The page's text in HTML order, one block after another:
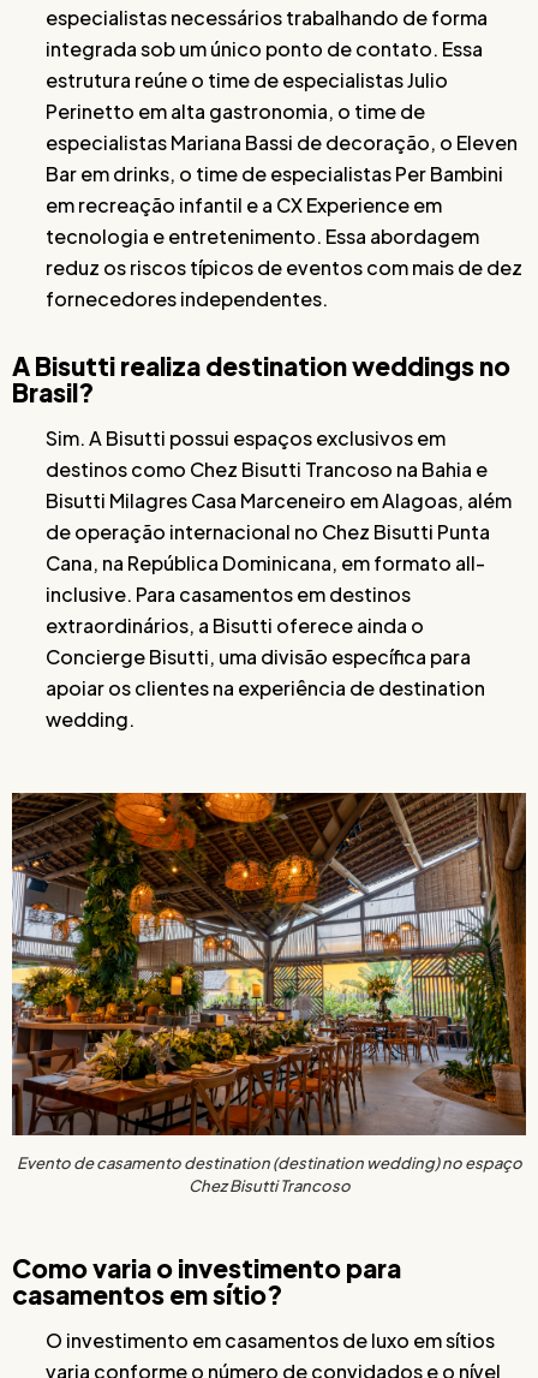
especialistas necessários trabalhando de forma
integrada sob um único ponto de contato. Essa
estrutura reúne o time de especialistas Julio
Perinetto em alta gastronomia, o time de
especialistas Mariana Bassi de decoração, o Eleven
Bar em drinks, o time de especialistas Per Bambini
em recreação infantil e a CX Experience em
tecnologia e entretenimento. Essa abordagem
reduz os riscos típicos de eventos com mais de dez
fornecedores independentes.
A Bisutti realiza destination weddings no
Brasil?
Sim. A Bisutti possui espaços exclusivos em
destinos como Chez Bisutti Trancoso na Bahia e
Bisutti Milagres Casa Marceneiro em Alagoas, além
de operação internacional no Chez Bisutti Punta
Cana, na República Dominicana, em formato all-
inclusive. Para casamentos em destinos
extraordinários, a Bisutti oferece ainda o
Concierge Bisutti, uma divisão específica para
apoiar os clientes na experiência de destination
wedding.
Evento de casamento destination (destination wedding) no espaço
Chez Bisutti Trancoso
Como varia o investimento para
casamentos em sítio?
O investimento em casamentos de luxo em sítios
varia conforme o número de convidados e o nível